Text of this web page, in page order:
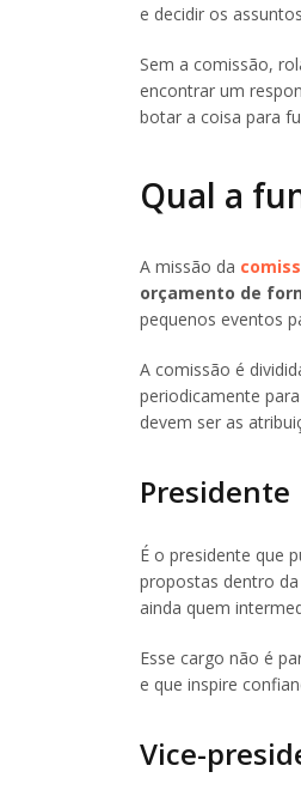
e decidir os
Sem a comissão,
encontrar um
botar a coisa para
Qual a
A missão da
orçamento de
pequenos eventos
A comissão é
periodicamente
devem ser as
Presidente
É o presidente que
propostas dentro
ainda quem
Esse cargo não é
e que inspire
Vice-